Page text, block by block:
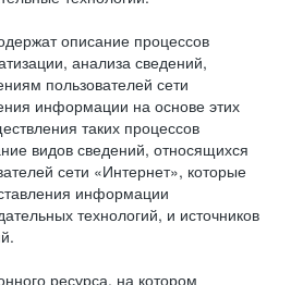
описание процессов
анализа сведений,
пользователей сети
информации на основе этих
таких процессов
видов сведений, относящихся
сети «Интернет», которые
информации
технологий, и источников
ресурса, на котором